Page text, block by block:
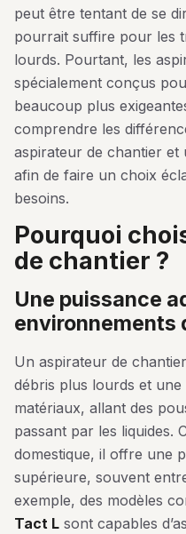
peut être tentant de se
pourrait suffire pour les
lourds. Pourtant, les
spécialement conçus
beaucoup plus
comprendre les
aspirateur de chantier et
afin de faire un choix
besoins.
pourquoi choisir un aspirateur
de chantier ?
une puissance adaptée aux
environnements
Un aspirateur de
débris plus lourds et
matériaux, allant des
passant par les liquides.
domestique, il offre une
supérieure, souvent
exemple, des modèles
Tact L sont capables